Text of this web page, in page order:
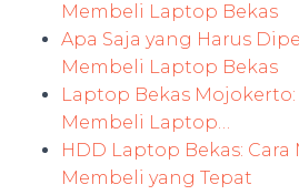
Membeli Laptop Bekas
Apa Saja yang Harus
Membeli Laptop Bekas
Laptop Bekas
Membeli Laptop…
HDD Laptop Bekas: Cara
Membeli yang Tepat